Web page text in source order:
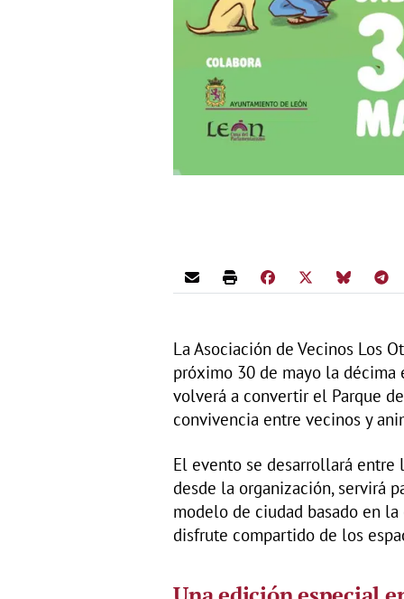
La Asociación de Vecinos Los
próximo 30 de mayo la décima
volverá a convertir el Parque
convivencia entre vecinos y
El evento se desarrollará entre
desde la organización, servirá
modelo de ciudad basado en
disfrute compartido de los